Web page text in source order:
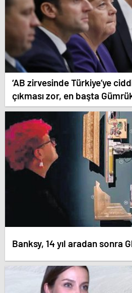
‘AB zirvesinde Türkiye’ye
çıkması zor, en başta
Banksy, 14 yıl aradan sonra